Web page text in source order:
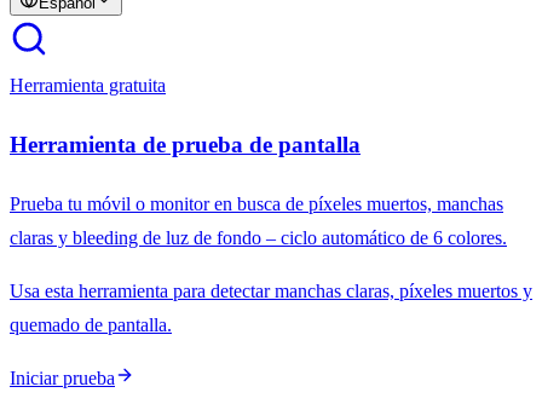
Herramienta gratuita
Herramienta de prueba de pantalla
Prueba tu móvil o monitor en busca de píxeles muertos, manchas
claras y bleeding de luz de fondo – ciclo automático de 6 colores.
Usa esta herramienta para detectar manchas claras, píxeles muertos y
quemado de pantalla.
Iniciar prueba